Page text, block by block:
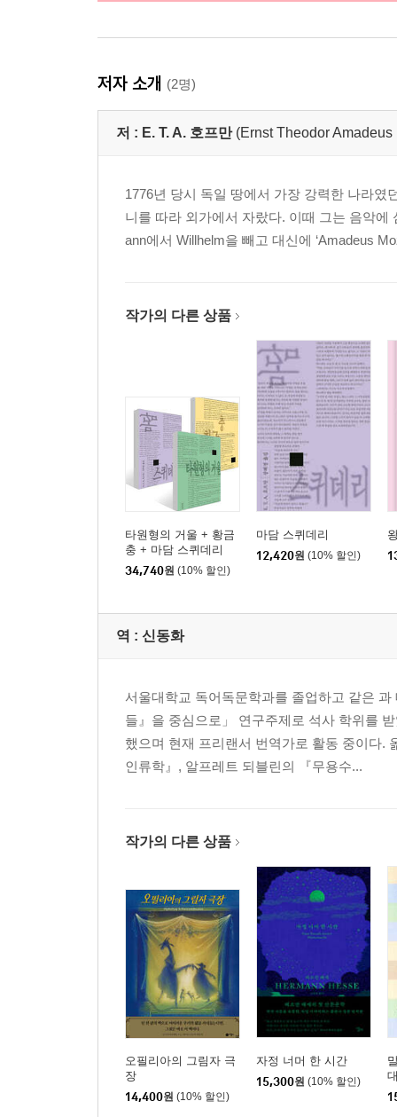
저자 소개 (2명)
저 : E. T. A. 호프만 (Ernst Theodor Amadeus
1776년 당시 독일 땅에서 가장 강력한 나라
니를 따라 외가에서 자랐다. 이때 그는 음악
ann에서 Willhelm을 빼고 대신에 ‘Amadeus
작가의 다른 상품
타원형의 거울 + 황금
충 + 마담 스퀴데리
34,740원 (10% 할인)
마담 스퀴데리
12,420원 (10% 할인)
역 : 신동화
서울대학교 독어독문학과를 졸업하고 같은
들』을 중심으로」 연구주제로 석사 학위를
했으며 현재 프리랜서 번역가로 활동 중이다.
인류학』, 알프레트 되블린의 『무용수...
작가의 다른 상품
오필리아의 그림자 극
장
14,400원 (10% 할인)
자정 너머 한 시간
15,300원 (10% 할인)